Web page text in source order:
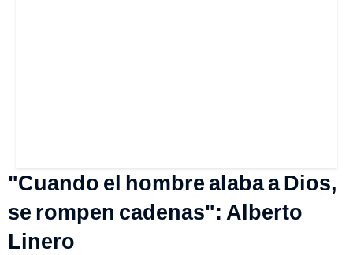
"Cuando el hombre alaba a Dios,
se rompen cadenas": Alberto
Linero